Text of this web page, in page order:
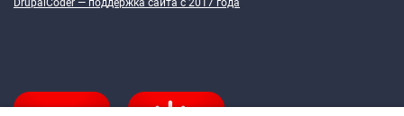
DrupalCoder — поддержка сайта c 2017 года